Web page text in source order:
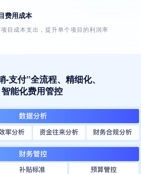
费用成本
目成本支出，提升单个项目的利润率
-支付”全流程、精细化、
智能化费用管控